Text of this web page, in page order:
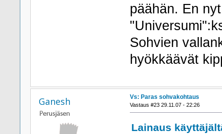
päähän. En
Sohvien
hyökkäävät
Ganesh Vs: Paras sohvakohtaus
Vastaus #23 29.11.07 - 22:26
Lainaus